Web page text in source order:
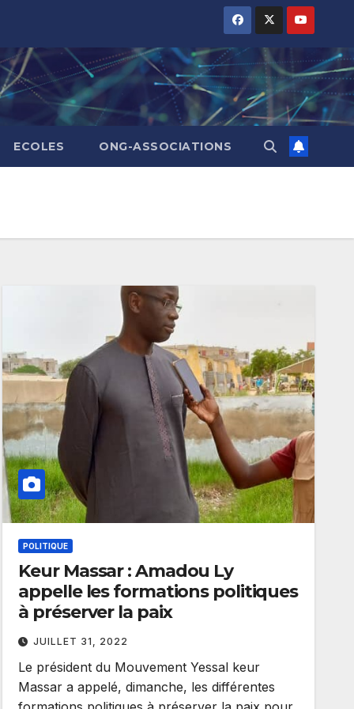
ECOLES ONG-ASSOCIATIONS
POLITIQUE
Keur Massar : Amadou Ly
appelle les formations politiques
à préserver la paix
JUILLET 31, 2022
Le président du Mouvement Yessal keur
Massar a appelé, dimanche, les différentes